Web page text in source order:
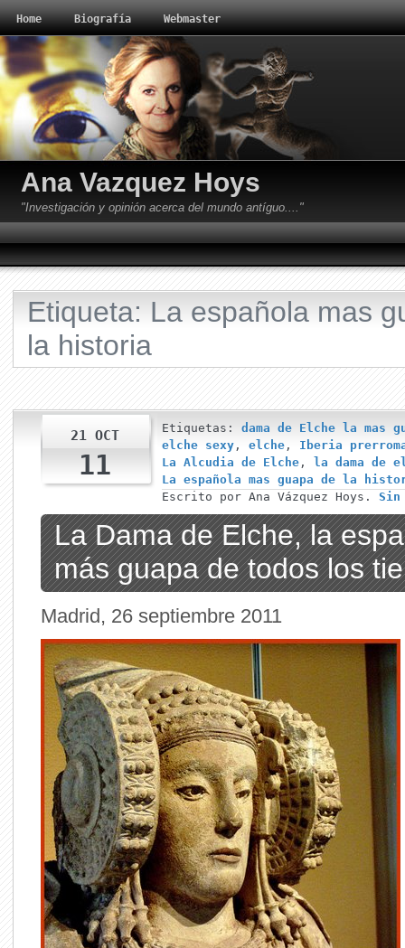
Home Biografía Webmaster
Ana Vazquez Hoys
"Investigación y opinión acerca del mundo antíguo...."
Etiqueta: La española mas
la historia
21 OCT
11
Etiquetas: dama de Elche la mas
elche sexy, elche, Iberia
La Alcudia de Elche,
la dama de
La española mas guapa de la
Escrito por Ana Vázquez Hoys. Sin
La Dama de Elche, la
más guapa de todos los
Madrid, 26 septiembre 2011